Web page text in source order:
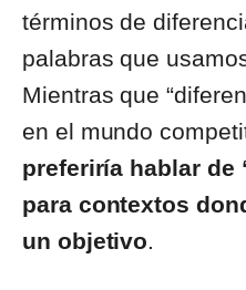
términos de
palabras que
Mientras que
en el mundo
preferiría hablar de
para contextos
un objetivo.